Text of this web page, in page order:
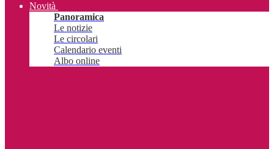
Novità
Panoramica
Le notizie
Le circolari
Calendario eventi
Albo online